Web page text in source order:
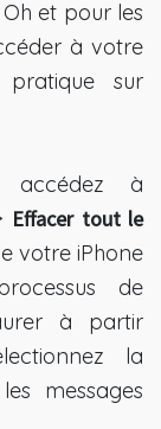
Oh et pour les
à votre
sur
accédez à
Effacer tout le
votre iPhone
de
à partir
la
messages